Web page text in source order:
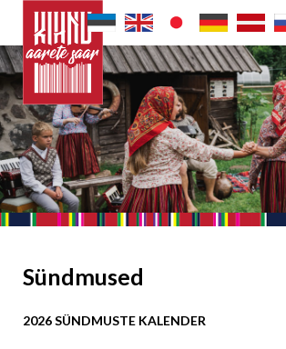
Sündmused
2026 SÜNDMUSTE KALENDER